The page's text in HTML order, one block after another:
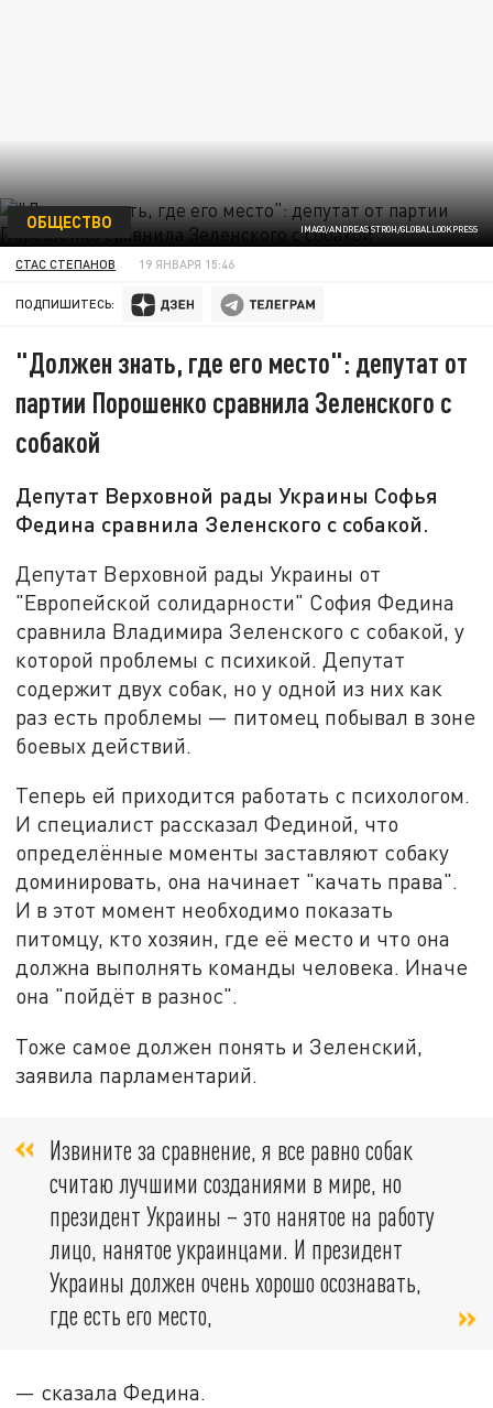
IMAGO/ANDREAS STROH/GLOBALLOOKPRESS
ОБЩЕСТВО
СТАС СТЕПАНОВ 19 ЯНВАРЯ 15:46
ПОДПИШИТЕСЬ:
"Должен знать, где его место": депутат от
партии Порошенко сравнила Зеленского с
собакой
Депутат Верховной рады Украины Софья
Федина сравнила Зеленского с собакой.
Депутат Верховной рады Украины от
"Европейской солидарности" София Федина
сравнила Владимира Зеленского с собакой, у
которой проблемы с психикой. Депутат
содержит двух собак, но у одной из них как
раз есть проблемы — питомец побывал в зоне
боевых действий.
Теперь ей приходится работать с психологом.
И специалист рассказал Фединой, что
определённые моменты заставляют собаку
доминировать, она начинает "качать права".
И в этот момент необходимо показать
питомцу, кто хозяин, где её место и что она
должна выполнять команды человека. Иначе
она "пойдёт в разнос".
Тоже самое должен понять и Зеленский,
заявила парламентарий.
Извините за сравнение, я все равно собак
считаю лучшими созданиями в мире, но
президент Украины – это нанятое на работу
лицо, нанятое украинцами. И президент
Украины должен очень хорошо осознавать,
где есть его место,
— сказала Федина.